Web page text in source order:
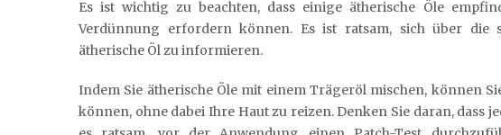
Es ist wichtig zu beachten, dass einige ätherische Öle
Verdünnung erfordern können. Es ist ratsam, sich über die
ätherische Öl zu informieren.
Indem Sie ätherische Öle mit einem Trägeröl mischen, können
können, ohne dabei Ihre Haut zu reizen. Denken Sie daran, dass